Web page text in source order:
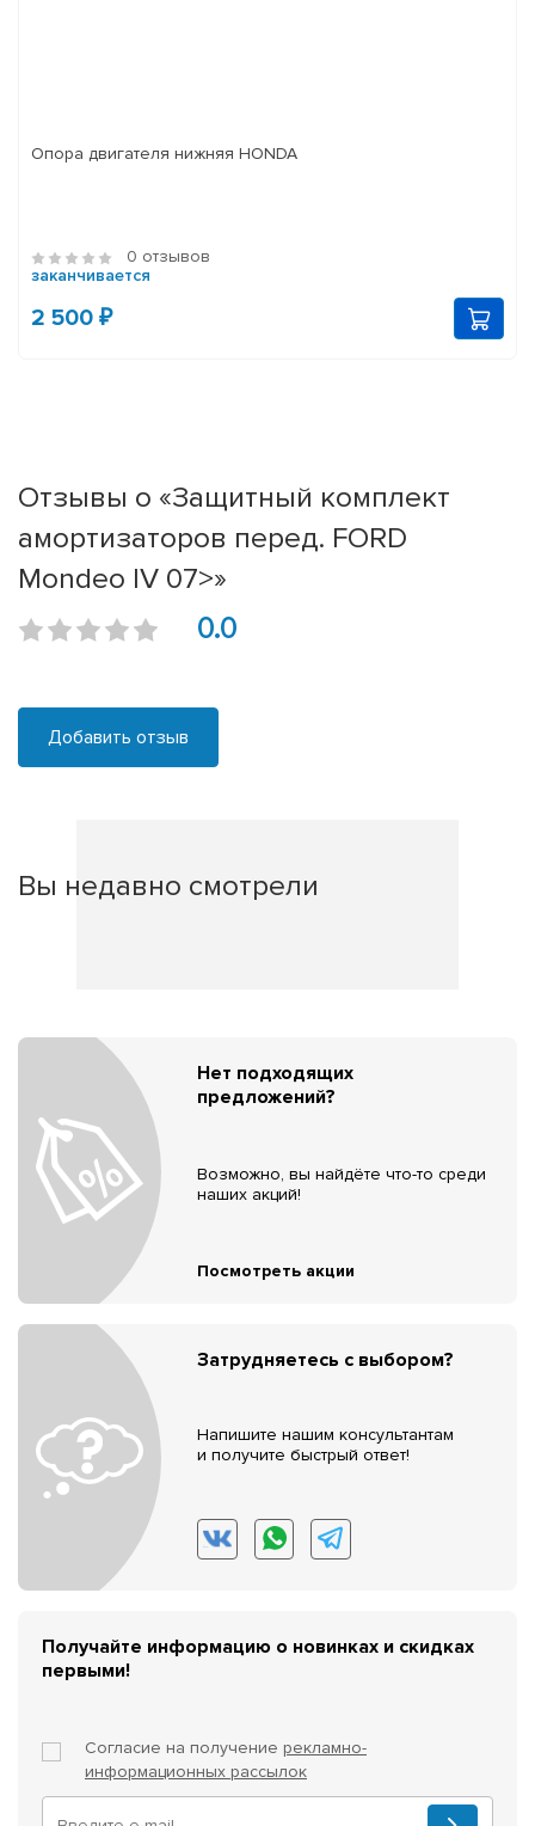
Опора двигателя нижняя HONDA
0 отзывов
заканчивается
2 500 ₽
Отзывы о «Защитный комплект
амортизаторов перед. FORD
Mondeo IV 07>»
0.0
Добавить отзыв
Вы недавно смотрели
Нет подходящих
предложений?
Возможно, вы найдёте что-то среди
наших акций!
Посмотреть акции
Затрудняетесь с выбором?
Напишите нашим консультантам
и получите быстрый ответ!
Получайте информацию о новинках и скидках
первыми!
Согласие на получение рекламно-
информационных рассылок